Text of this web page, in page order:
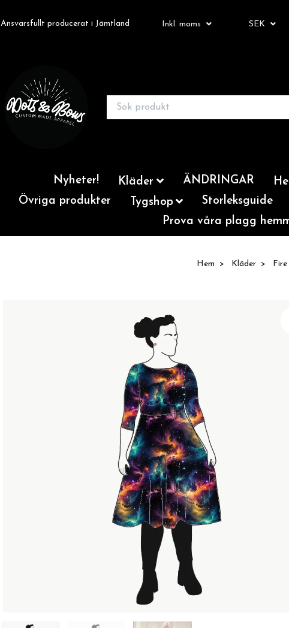
Ansvarsfullt producerat i Jämtland Inkl. moms SEK
Nyheter! Kläder ÄNDRINGAR
Övriga produkter
Tygshop Storleksguide
Prova våra plagg
Hem Kläder Fire